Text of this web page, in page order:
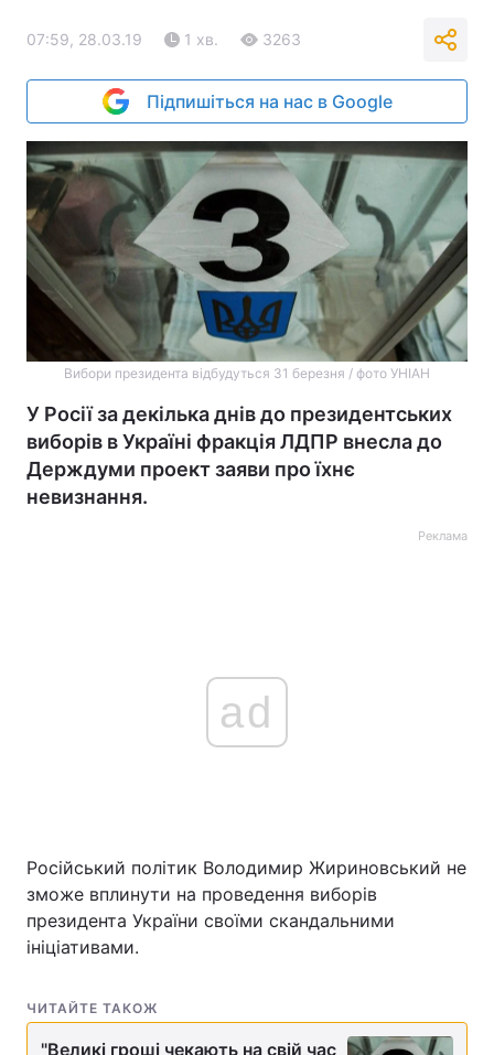
07:59, 28.03.19 1 хв. 3263
Підпишіться на нас в Google
Вибори президента відбудуться 31 березня / фото УНІАН
У Росії за декілька днів до президентських
виборів в Україні фракція ЛДПР внесла до
Держдуми проект заяви про їхнє
невизнання.
Реклама
ad
Російський політик Володимир Жириновський не
зможе вплинути на проведення виборів
президента України своїми скандальними
ініціативами.
ЧИТАЙТЕ ТАКОЖ
"Великі гроші чекають на свій час